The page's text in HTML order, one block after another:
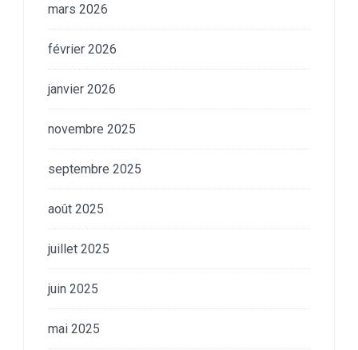
mars 2026
février 2026
janvier 2026
novembre 2025
septembre 2025
août 2025
juillet 2025
juin 2025
mai 2025